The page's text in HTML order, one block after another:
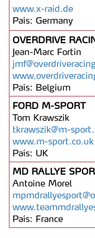
dados pessoais
consentimento e
necessário no
Realçamos que o
tecnologias
de navegação no
Consulte a política
www.x-raid.de
País: Germany
OVERDRIVE
Jean-Marc Fortin
País: Belgium
FORD M-SPORT
Tom Krawszik
tkrawszik@m-
www.m-sport.co.uk
País: UK
MD RALLYE
Antoine Morel
País: France